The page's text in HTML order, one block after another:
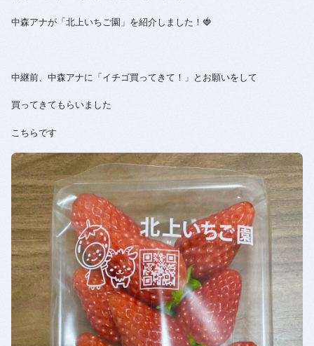
中森アナが「北上いちご園」を紹介しました！🍓
中継前、中森アナに「イチゴ買ってきて！」とお願いをして
買ってきてもらいました
こちらです